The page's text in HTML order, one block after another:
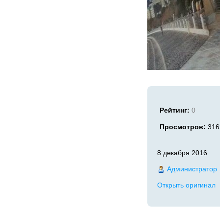
Рейтинг: 0
Просмотров:
8 декабря 2016
Администратор
Открыть оригинал